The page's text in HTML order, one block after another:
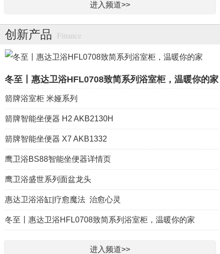
进入频道>>
创新产品 Finance
冬至丨惠达卫浴HFL0708致简系列浴室柜，温暖你的家
箭牌浴室柜 米娅系列
箭牌智能坐便器 H2 AKB2130H
箭牌智能坐便器 X7 AKB1332
鹰卫浴BS88智能坐便器详情页
鹰卫浴盛世系列面盆龙头
惠达卫浴浴缸|疗愈魔法 治愈心灵
冬至丨惠达卫浴HFL0708致简系列浴室柜，温暖你的家
进入频道>>